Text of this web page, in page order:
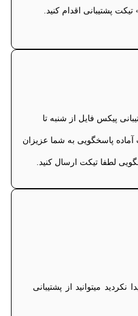
پشتیبانی اقدام کنید.
پیکس فایل از شنبه تا
از ساعت 9 صبح تا 9 شب آماده پاسخگویی به شما عزیزان
لطفا تیکت ارسال کنید.
میتوانید از پشتیبانی